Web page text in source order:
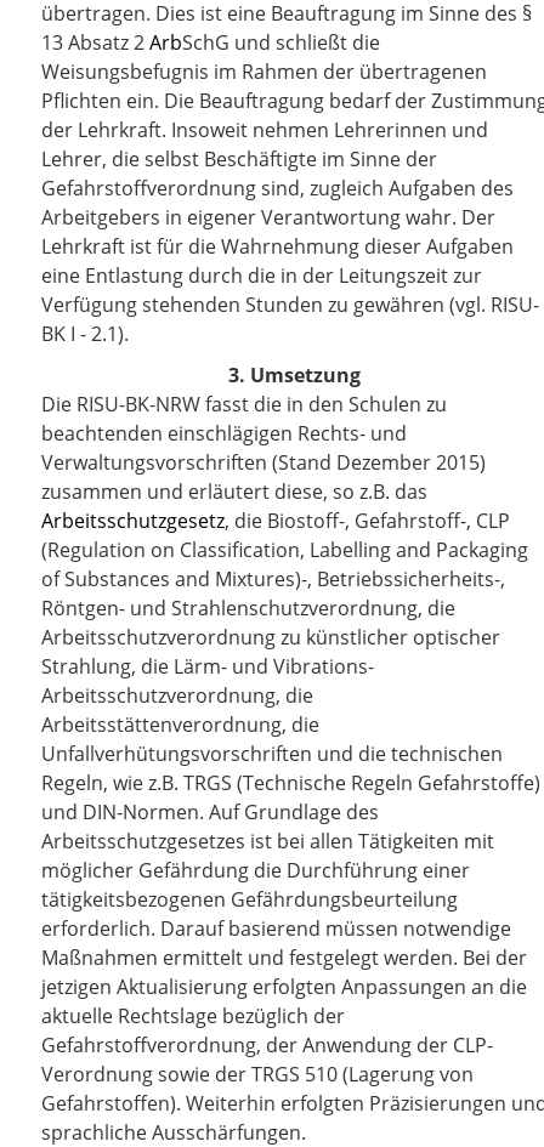
übertragen. Dies ist eine Beauftragung im Sinne des §
13 Absatz 2ArbSchG und schließt die
Weisungsbefugnis im Rahmen der übertragenen
Pflichten ein. Die Beauftragung bedarf der
der Lehrkraft. Insoweit nehmen Lehrerinnen und
Lehrer, die selbst Beschäftigte im Sinne der
Gefahrstoffverordnung sind, zugleich Aufgaben des
Arbeitgebers in eigener Verantwortung wahr. Der
Lehrkraft ist für die Wahrnehmung dieser Aufgaben
eine Entlastung durch die in der Leitungszeit zur
Verfügung stehenden Stunden zu gewähren (vgl. RISU-
BK I - 2.1).
3. Umsetzung
Die RISU-BK-NRW fasst die in den Schulen zu
beachtenden einschlägigen Rechts- und
Verwaltungsvorschriften (Stand Dezember 2015)
zusammen und erläutert diese, so z.B. das
Arbeitsschutzgesetz, die Biostoff-, Gefahrstoff-, CLP
(Regulation on Classification, Labelling and Packaging
of Substances and Mixtures)-, Betriebssicherheits-,
Röntgen- und Strahlenschutzverordnung, die
Arbeitsschutzverordnung zu künstlicher optischer
Strahlung, die Lärm- und Vibrations-
Arbeitsschutzverordnung, die
Arbeitsstättenverordnung, die
Unfallverhütungsvorschriften und die technischen
Regeln, wie z.B. TRGS (Technische Regeln Gefahrstoffe)
und DIN-Normen. Auf Grundlage des
Arbeitsschutzgesetzes ist bei allen Tätigkeiten mit
möglicher Gefährdung die Durchführung einer
tätigkeitsbezogenen Gefährdungsbeurteilung
erforderlich. Darauf basierend müssen notwendige
Maßnahmen ermittelt und festgelegt werden. Bei der
jetzigen Aktualisierung erfolgten Anpassungen an die
aktuelle Rechtslage bezüglich der
Gefahrstoffverordnung, der Anwendung der CLP-
Verordnung sowie der TRGS 510 (Lagerung von
Gefahrstoffen). Weiterhin erfolgten Präzisierungen
sprachliche Ausschärfungen.